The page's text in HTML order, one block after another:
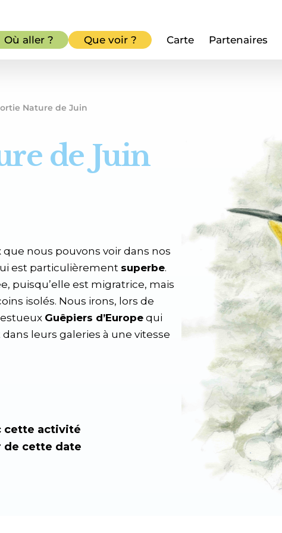
Où aller ? Que voir ? Carte Partenaires
Nature de Juin
de Juin
nous pouvons voir dans nos
est particulièrement superbe.
puisqu’elle est migratrice, mais
isolés. Nous irons, lors de
Guêpiers d’Europe qui
leurs galeries à une vitesse
cette activité
de cette date